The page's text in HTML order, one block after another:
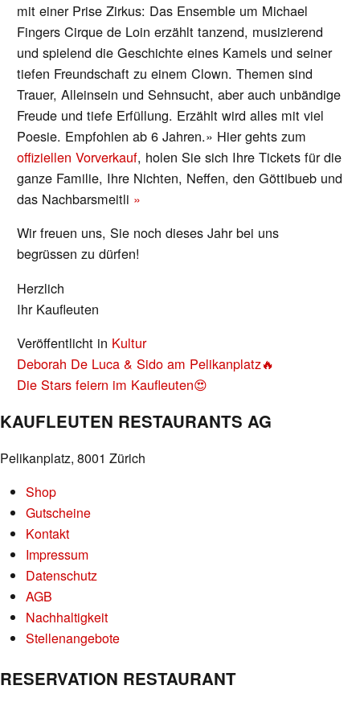
mit einer Prise Zirkus: Das Ensemble um Michael
Fingers Cirque de Loin erzählt tanzend, musizierend
und spielend die Geschichte eines Kamels und seiner
tiefen Freundschaft zu einem Clown. Themen sind
Trauer, Alleinsein und Sehnsucht, aber auch unbändige
Freude und tiefe Erfüllung. Erzählt wird alles mit viel
Poesie. Empfohlen ab 6 Jahren.» Hier gehts zum
offiziellen Vorverkauf, holen Sie sich Ihre Tickets für die
ganze Familie, Ihre Nichten, Neffen, den Göttibueb und
das Nachbarsmeitli »
Wir freuen uns, Sie noch dieses Jahr bei uns
begrüssen zu dürfen!
Herzlich
Ihr Kaufleuten
Veröffentlicht in Kultur
BEITRAGS-
NAVIGATION
Deborah De Luca & Sido am Pelikanplatz🔥
Die Stars feiern im Kaufleuten😍
KAUFLEUTEN RESTAURANTS AG
Pelikanplatz, 8001 Zürich
Shop
Gutscheine
Kontakt
Impressum
Datenschutz
AGB
Nachhaltigkeit
Stellenangebote
RESERVATION RESTAURANT